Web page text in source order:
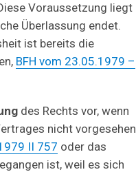
Voraussetzung liegt
Überlassung endet.
ist bereits die
BFH vom 23.05.1979 –
des Rechts vor, wenn
nicht vorgesehen
II 757 oder das
ist, weil es sich